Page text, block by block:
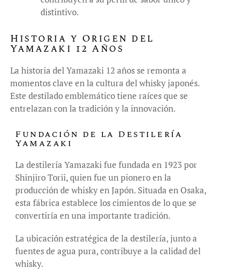
distintivo.
Historia y Origen del
Yamazaki 12 Años
La historia del Yamazaki 12 años se remonta a
momentos clave en la cultura del whisky japonés.
Este destilado emblemático tiene raíces que se
entrelazan con la tradición y la innovación.
Fundación de la Destilería
Yamazaki
La destilería Yamazaki fue fundada en 1923 por
Shinjiro Torii, quien fue un pionero en la
producción de whisky en Japón. Situada en Osaka,
esta fábrica establece los cimientos de lo que se
convertiría en una importante tradición.
La ubicación estratégica de la destilería, junto a
fuentes de agua pura, contribuye a la calidad del
whisky.